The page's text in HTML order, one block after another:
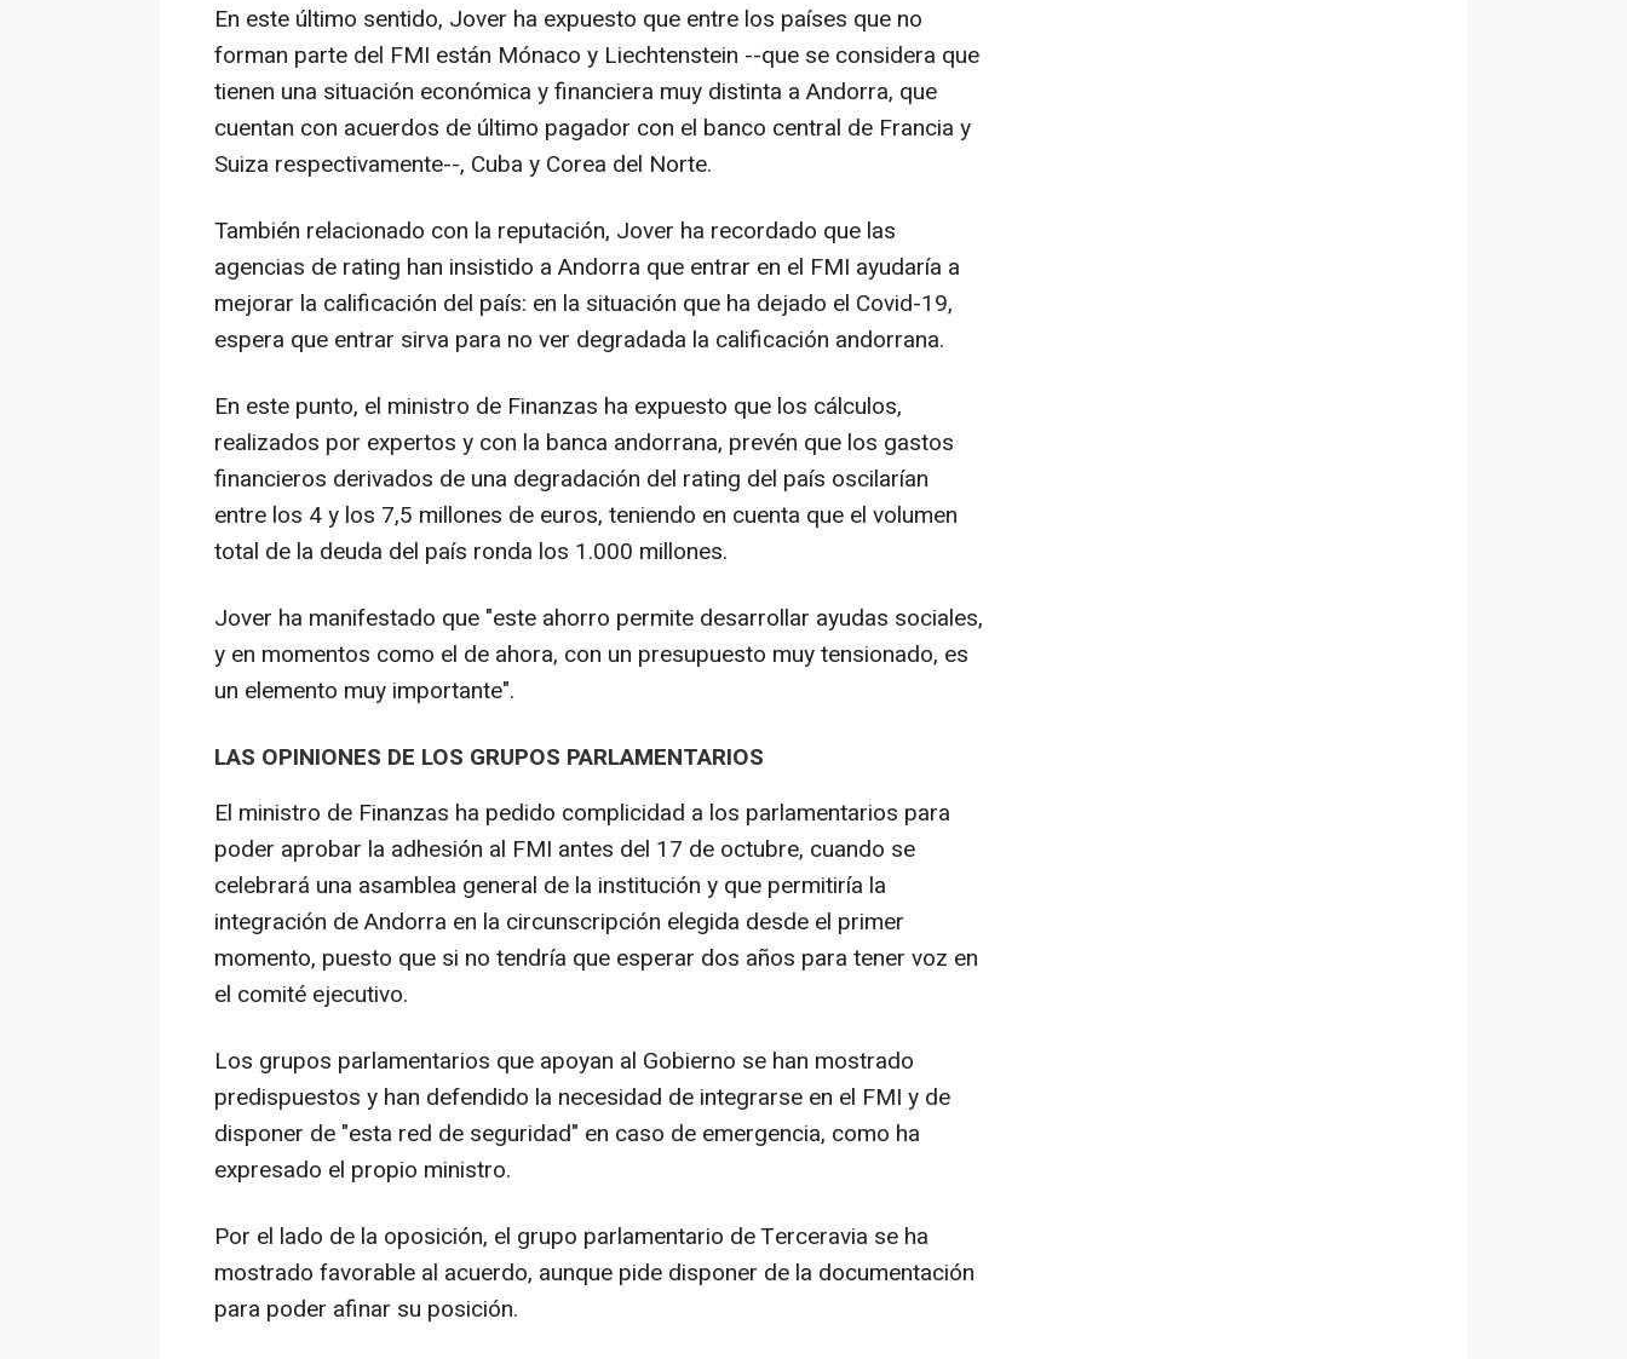
En este último sentido, Jover ha expuesto que entre los países que no
forman parte del FMI están Mónaco y Liechtenstein --que se considera que
tienen una situación económica y financiera muy distinta a Andorra, que
cuentan con acuerdos de último pagador con el banco central de Francia y
Suiza respectivamente--, Cuba y Corea del Norte.
También relacionado con la reputación, Jover ha recordado que las
agencias de rating han insistido a Andorra que entrar en el FMI ayudaría a
mejorar la calificación del país: en la situación que ha dejado el Covid-19,
espera que entrar sirva para no ver degradada la calificación andorrana.
En este punto, el ministro de Finanzas ha expuesto que los cálculos,
realizados por expertos y con la banca andorrana, prevén que los gastos
financieros derivados de una degradación del rating del país oscilarían
entre los 4 y los 7,5 millones de euros, teniendo en cuenta que el volumen
total de la deuda del país ronda los 1.000 millones.
Jover ha manifestado que "este ahorro permite desarrollar ayudas sociales,
y en momentos como el de ahora, con un presupuesto muy tensionado, es
un elemento muy importante".
LAS OPINIONES DE LOS GRUPOS PARLAMENTARIOS
El ministro de Finanzas ha pedido complicidad a los parlamentarios para
poder aprobar la adhesión al FMI antes del 17 de octubre, cuando se
celebrará una asamblea general de la institución y que permitiría la
integración de Andorra en la circunscripción elegida desde el primer
momento, puesto que si no tendría que esperar dos años para tener voz en
el comité ejecutivo.
Los grupos parlamentarios que apoyan al Gobierno se han mostrado
predispuestos y han defendido la necesidad de integrarse en el FMI y de
disponer de "esta red de seguridad" en caso de emergencia, como ha
expresado el propio ministro.
Por el lado de la oposición, el grupo parlamentario de Terceravia se ha
mostrado favorable al acuerdo, aunque pide disponer de la documentación
para poder afinar su posición.